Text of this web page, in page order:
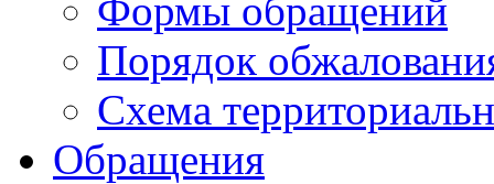
Формы обращений
Порядок
Схема
Обращения